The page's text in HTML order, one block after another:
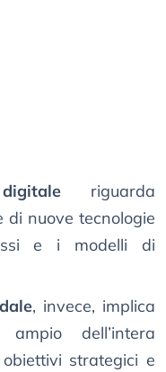
riguarda
di nuove tecnologie
e i modelli di
, invece, implica
dell’intera
strategici e